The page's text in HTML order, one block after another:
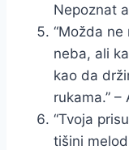
Nepoznat
“Možda
neba, ali
kao da
rukama.”
“Tvoja
tišini